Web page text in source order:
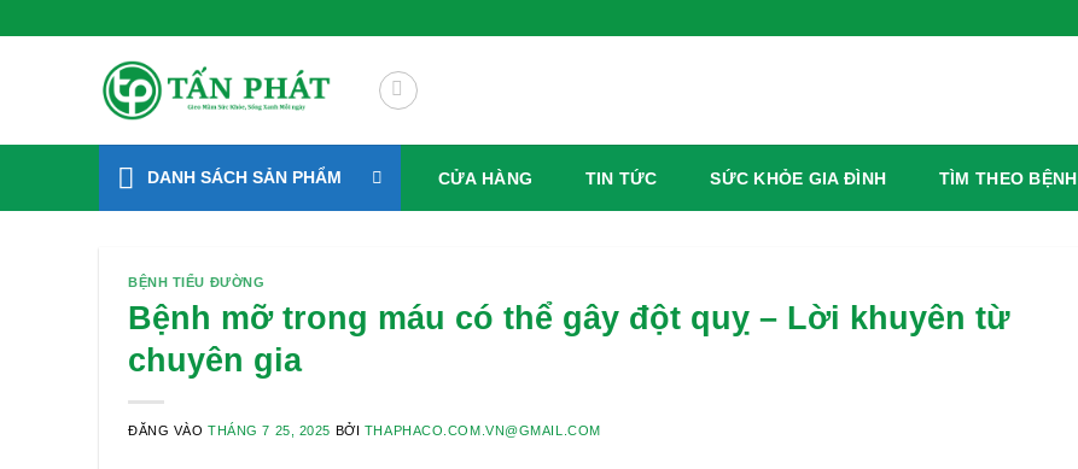
DANH SÁCH SẢN PHẨM CỬA HÀNG TIN TỨC SỨC KHỎE GIA ĐÌNH TÌM THEO BỆNH
BỆNH TIỂU ĐƯỜNG
Bệnh mỡ trong máu có thể gây đột quỵ – Lời khuyên từ
chuyên gia
ĐĂNG VÀOTHÁNG 7 25, 2025 BỞI THAPHACO.COM.VN@GMAIL.COM